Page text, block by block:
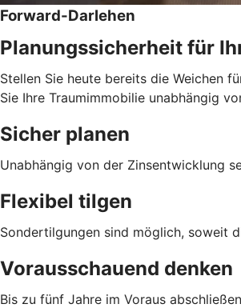
Forward-Darlehen
Planungssicherheit für
Stellen Sie heute bereits die Weichen
Sie Ihre Traumimmobilie unabhängig
Sicher planen
Unabhängig von der Zinsentwicklung
Flexibel tilgen
Sondertilgungen sind möglich, soweit
Vorausschauend denken
Bis zu fünf Jahre im Voraus abschließen